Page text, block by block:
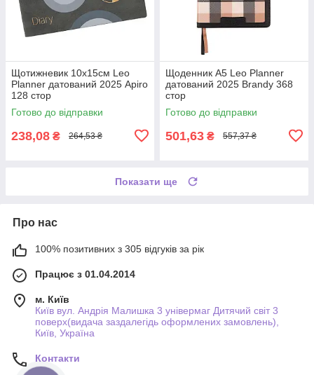
Щотижневик 10х15см Leo
Planner датований 2025 Apiro
128 стор
Готово до відправки
238,08 ₴ 264,53 ₴
Щоденник А5 Leo Planner
датований 2025 Brandy 368
стор
Готово до відправки
501,63 ₴ 557,37 ₴
Показати ще
Про нас
100% позитивних з 305 відгуків за рік
Працює з 01.04.2014
м. Київ
Київ вул. Андрія Малишка 3 універмаг Дитячий світ 3
поверх(видача заздалегідь оформлених замовлень),
Київ, Україна
Контакти